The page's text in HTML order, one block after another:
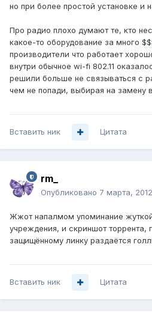
но при более простой установке и
Про радио плохо думают те, кто
какое-то оборудование за много
производители что работает
внутри обычное wi-fi 802.11
решили больше не связываться с
чем не попади, выбирая на замену
Вставить ник Цитата
rm_
Опубликовано 7 марта, 2012
Жжот напалмом упоминание
учреждения, и скриншот торрента,
защищённому линку раздаётся
Вставить ник Цитата